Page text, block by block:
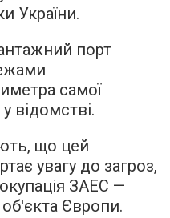
України.
порт
самої
відомстві.
що цей
увагу до загроз,
ЗАЕС —
Європи.